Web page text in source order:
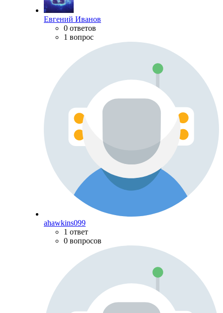
Евгений Иванов
0 ответов
1 вопрос
ahawkins099
1 ответ
0 вопросов